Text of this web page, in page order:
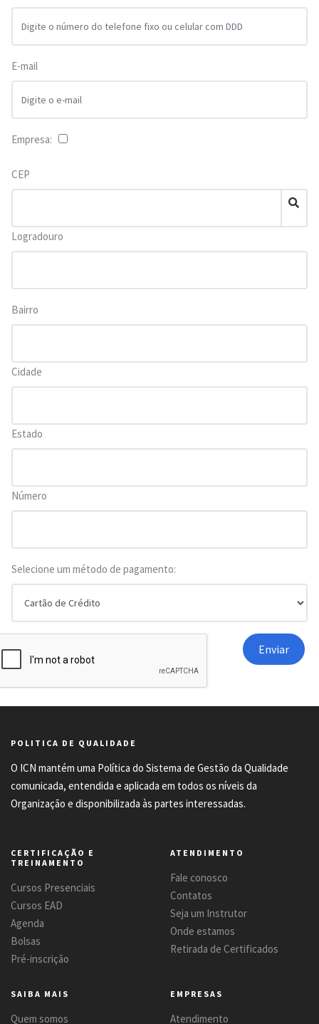
E-mail
Empresa:
CEP
Logradouro
Bairro
Cidade
Estado
Número
Selecione um método de pagamento:
POLITICA DE QUALIDADE
O ICN mantém uma Política do Sistema de Gestão da Qualidade
comunicada, entendida e aplicada em todos os níveis da
Organização e disponibilizada às partes interessadas.
CERTIFICAÇÃO E
TREINAMENTO
Cursos Presenciais
Cursos EAD
Agenda
Bolsas
Pré-inscrição
ATENDIMENTO
Fale conosco
Contatos
Seja um Instrutor
Onde estamos
Retirada de Certificados
SAIBA MAIS
Quem somos
EMPRESAS
Atendimento